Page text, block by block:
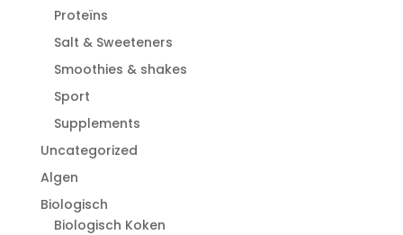
Proteïns
Salt & Sweeteners
Smoothies & shakes
Sport
Supplements
Uncategorized
Algen
Biologisch
Biologisch Koken